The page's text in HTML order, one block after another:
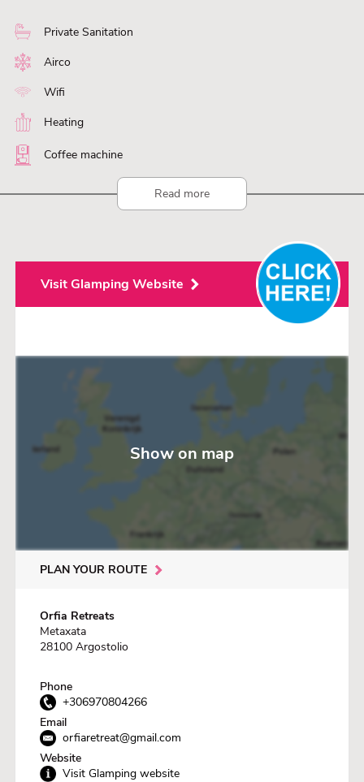
Private Sanitation
Airco
Wifi
Heating
Coffee machine
Read more
Visit Glamping Website
Show on map
PLAN YOUR ROUTE
Orfia Retreats
Metaxata
28100 Argostolio
Phone
+306970804266
Email
orfiaretreat@gmail.com
Website
Visit Glamping website